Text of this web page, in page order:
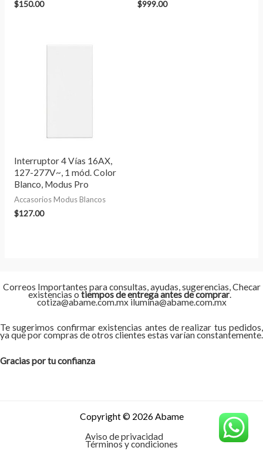
$150.00 $999.00
Interruptor 4 Vías 16AX,
127-277V~, 1 mód. Color
Blanco, Modus Pro
Accasorios Modus Blancos
$127.00
Correos Importantes para consultas, ayudas, sugerencias, Checar
existencias o tiempos de entrega antes de comprar.
cotiza@abame.com.mx ilumina@abame.com.mx
Te sugerimos confirmar existencias antes de realizar tus pedidos,
ya que por compras de otros clientes estas varían constantemente.
Gracias por tu confianza
Copyright © 2026 Abame
Aviso de privacidad
Términos y condiciones